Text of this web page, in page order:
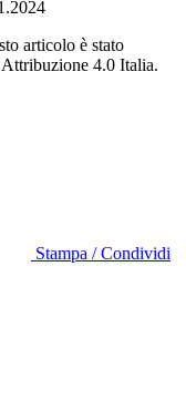
articolo è stato
4.0 Italia.
Stampa / Condividi